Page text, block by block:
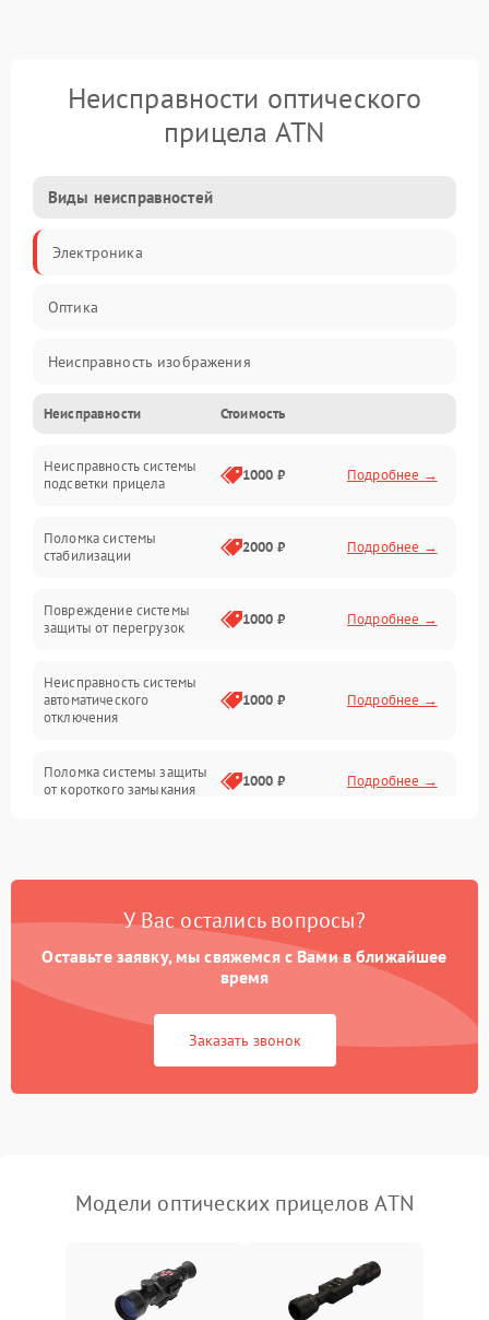
Неисправности оптического
прицела ATN
Виды неисправностей
Электроника
Оптика
Неисправность изображения
Механические повреждения
Неисправность фокусировки и оптики
Электропитание
Механика
Корпус/Герметичность
Неисправности Стоимость
Неисправность системы
подсветки прицела
1000 ₽ Подробнее →
Поломка системы
стабилизации
2000 ₽ Подробнее →
Повреждение системы
защиты от перегрузок
1000 ₽ Подробнее →
Неисправность системы
автоматического
отключения
1000 ₽ Подробнее →
Поломка системы защиты
от короткого замыкания
1000 ₽ Подробнее →
Неисправность системы
перенапряжения
1000 ₽ Подробнее →
Неисправность системы
защиты от замыкания
1000 ₽
защиты от перегрева
У Вас остались вопросы?
Оставьте заявку, мы свяжемся с Вами в ближайшее
время
Заказать звонок
Модели оптических прицелов ATN